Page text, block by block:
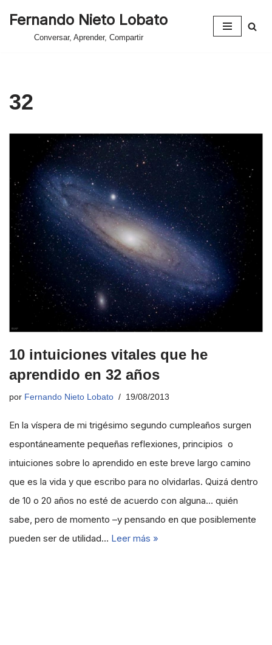
Fernando Nieto Lobato
Conversar, Aprender, Compartir
32
10 intuiciones vitales que he
aprendido en 32 años
por Fernando Nieto Lobato 19/08/2013
En la víspera de mi trigésimo segundo cumpleaños surgen
espontáneamente pequeñas reflexiones, principios o
intuiciones sobre lo aprendido en este breve largo camino
que es la vida y que escribo para no olvidarlas. Quizá dentro
de 10 o 20 años no esté de acuerdo con alguna… quién
sabe, pero de momento –y pensando en que posiblemente
pueden ser de utilidad… Leer más »